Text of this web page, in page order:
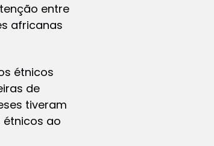
entre
africanas
étnicos
de
tiveram
étnicos ao